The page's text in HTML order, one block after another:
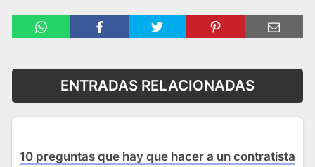
ENTRADAS RELACIONADAS
10 preguntas que hay que hacer a un contratista